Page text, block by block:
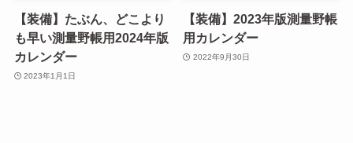
【装備】たぶん、どこより
も早い測量野帳用2024年版
カレンダー
2023年1月1日
【装備】2023年版測量野帳
用カレンダー
2022年9月30日